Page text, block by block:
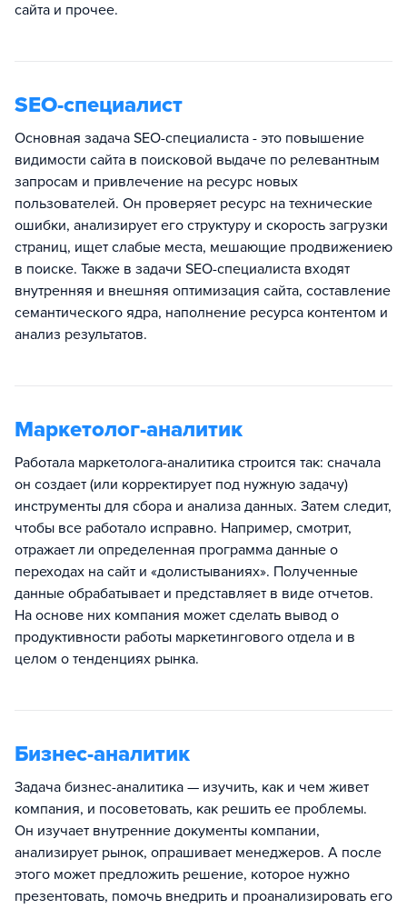
сайта и прочее.
SEO-специалист
Основная задача SEO-специалиста - это повышение
видимости сайта в поисковой выдаче по релевантным
запросам и привлечение на ресурс новых
пользователей. Он проверяет ресурс на технические
ошибки, анализирует его структуру и скорость загрузки
страниц, ищет слабые места, мешающие продвижениею
в поиске. Также в задачи SEO-специалиста входят
внутренняя и внешняя оптимизация сайта, составление
семантического ядра, наполнение ресурса контентом и
анализ результатов.
Маркетолог-аналитик
Работала маркетолога-аналитика строится так: сначала
он создает (или корректирует под нужную задачу)
инструменты для сбора и анализа данных. Затем следит,
чтобы все работало исправно. Например, смотрит,
отражает ли определенная программа данные о
переходах на сайт и «долистываниях». Полученные
данные обрабатывает и представляет в виде отчетов.
На основе них компания может сделать вывод о
продуктивности работы маркетингового отдела и в
целом о тенденциях рынка.
Бизнес-аналитик
Задача бизнес-аналитика — изучить, как и чем живет
компания, и посоветовать, как решить ее проблемы.
Он изучает внутренние документы компании,
анализирует рынок, опрашивает менеджеров. А после
этого может предложить решение, которое нужно
презентовать, помочь внедрить и проанализировать его